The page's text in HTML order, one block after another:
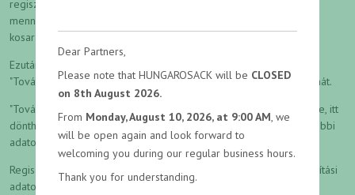
regiszráció nélkül is, miután a megvásárolni kíván termékeket a
mennyiséget kiválasztva a "Kosárba" gombra kattintva elhelyezte
kosarában.
Ezután a jobb felső sarokban megjelenő kosár ikonra kattintva,
"Tovább a kosárhoz" pontban láthatja kosárjának részletes tartalmát.
"Tovább: Adatok" pontra kattintva szükségünk lesz elérhetőségeire, itt
döntheti el hogy bejelentkezik "Belépek a fiókomba" vagy a "További
adatok megadása" gombra kattintva regisztráció nélkül vásárol.
Regisztráció nélküli vásárlás esetén elkérjük elérhetőségeit, szállítási
adatokat, a szállítás, átvétel és a fizetés módját.
Dear Partners,
Please note that HUNGAROSACK will be CLOSED
on 8th August 2026.
From Monday, August 10, 2026, at 9:00 AM, we
will be open again and look forward to
welcoming you during our regular business hours.
Thank you for understanding.